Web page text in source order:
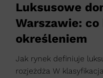
Luksusowe
Warszawie:
określeniem
Jak rynek definiuje
rozjeżdża W